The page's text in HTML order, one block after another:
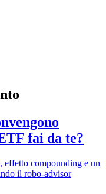
fai da te?
effetto compounding e un
il robo-advisor